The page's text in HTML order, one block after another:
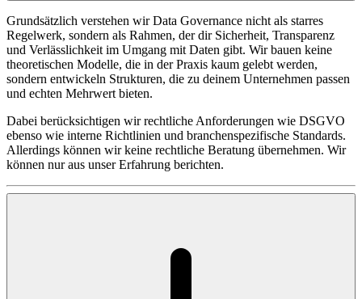
Grundsätzlich verstehen wir Data Governance nicht als starres
Regelwerk, sondern als Rahmen, der dir Sicherheit, Transparenz
und Verlässlichkeit im Umgang mit Daten gibt. Wir bauen keine
theoretischen Modelle, die in der Praxis kaum gelebt werden,
sondern entwickeln Strukturen, die zu deinem Unternehmen passen
und echten Mehrwert bieten.
Dabei berücksichtigen wir rechtliche Anforderungen wie DSGVO
ebenso wie interne Richtlinien und branchenspezifische Standards.
Allerdings können wir keine rechtliche Beratung übernehmen. Wir
können nur aus unser Erfahrung berichten.